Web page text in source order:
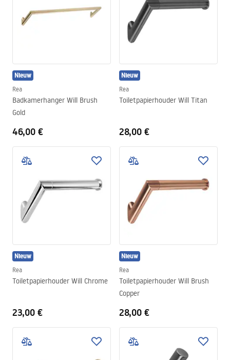
Nieuw
Rea
Badkamerhanger Will Brush
Gold
46,00 €
Nieuw
Rea
Toiletpapierhouder Will Titan
28,00 €
Nieuw
Rea
Toiletpapierhouder Will Chrome
23,00 €
Nieuw
Rea
Toiletpapierhouder Will Brush
Copper
28,00 €